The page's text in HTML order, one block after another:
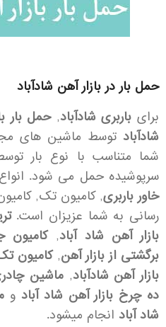
حمل بار در بازار آهن شادآباد
برای باربری شادآباد,حمل بار
شادآباد توسط ماشین های
شما متناسب با نوع بار
سرپوشیده حمل می شود. انواع
خاور باربری, کامیون تک,
رسانی به شما عزیزان است.
بازار آهن شاد آباد,کامیون
برگشتی از بازار آهن,کامیون
بازار آهن شادآباد,ماشین
ده چرخ بازار آهن شاد آباد و
شاد آباد انجام میشود.